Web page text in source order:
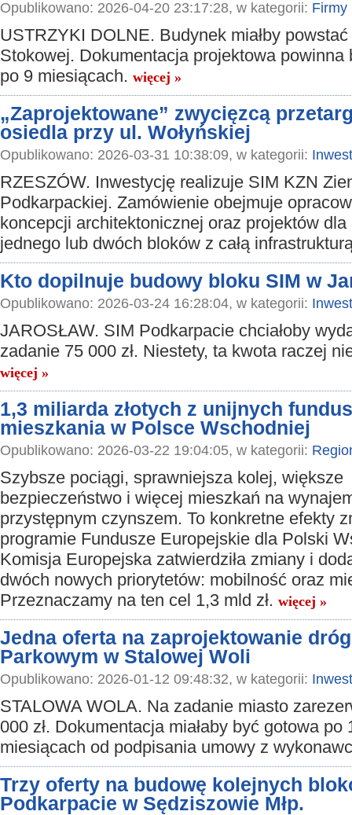
Opublikowano: 2026-04-20 23:17:28, w kategorii: Firmy
USTRZYKI DOLNE. Budynek miałby
Stokowej. Dokumentacja projektowa powinna
po 9 miesiącach. więcej »
„Zaprojektowane” zwycięzcą
osiedla przy ul. Wołyńskiej
Opublikowano: 2026-03-31 10:38:09, w kategorii:
RZESZÓW. Inwestycję realizuje SIM KZN
Podkarpackiej. Zamówienie obejmuje
koncepcji architektonicznej oraz projektów dla
jednego lub dwóch bloków z całą
Kto dopilnuje budowy bloku SIM w
Opublikowano: 2026-03-24 16:28:04, w kategorii:
JAROSŁAW. SIM Podkarpacie chciałoby
zadanie 75 000 zł. Niestety, ta kwota raczej
więcej »
1,3 miliarda złotych z unijnych
mieszkania w Polsce Wschodniej
Opublikowano: 2026-03-22 19:04:05, w kategorii:
Szybsze pociągi, sprawniejsza kolej, większe
bezpieczeństwo i więcej mieszkań na
przystępnym czynszem. To konkretne efekty
programie Fundusze Europejskie dla Polski
Komisja Europejska zatwierdziła zmiany i
dwóch nowych priorytetów: mobilność oraz
Przeznaczamy na ten cel 1,3 mld zł. więcej »
Jedna oferta na zaprojektowanie
Parkowym w Stalowej Woli
Opublikowano: 2026-01-12 09:48:32, w kategorii:
STALOWA WOLA. Na zadanie miasto
000 zł. Dokumentacja miałaby być gotowa po
miesiącach od podpisania umowy z
Trzy oferty na budowę kolejnych
Podkarpacie w Sędziszowie Młp.